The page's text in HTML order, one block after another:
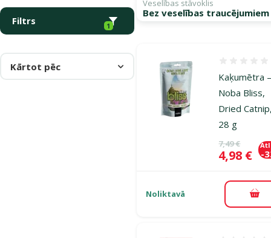
Filtrs 1
Veselības stāvoklis
Bez veselības traucējumiem
Kārtot pēc
Kaķumētra
Noba Bliss,
Dried
28 g
Oriģinālā
7,49 €
Cena
4,98 € -
Noliktavā